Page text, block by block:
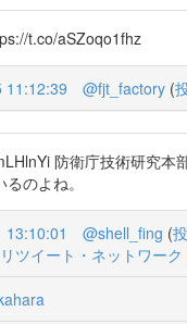
t.co/aSZoqo1fhz
11:12:39 @fjt_factory (
防衛庁技術研究本
のよね。
@shell_fing (
リツイート・ネットワーク